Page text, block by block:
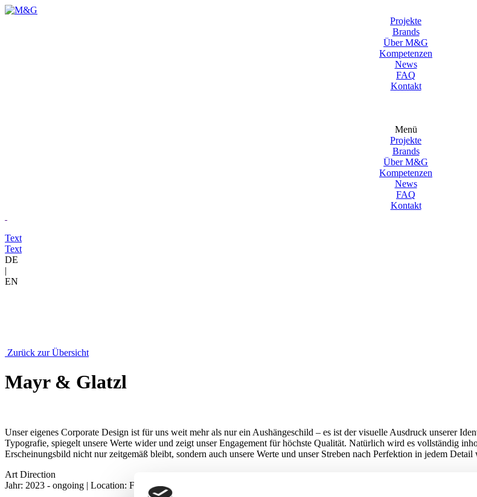
Projekte
Brands
Über M&G
Kompetenzen
News
FAQ
Kontakt
Menü
Projekte
Brands
Über M&G
Kompetenzen
News
FAQ
Kontakt
Text
Text
DE
|
EN
Zurück zur Übersicht
Mayr & Glatzl
Unser eigenes Corporate Design ist für uns weit mehr als nur ein Aushängeschild – es ist der visuelle Ausdruck unserer
Typografie, spiegelt unsere Werte wider und zeigt unser Engagement für höchste Qualität. Natürlich wird es vollständig
Erscheinungsbild nicht nur zeitgemäß bleibt, sondern auch unsere Werte und unser Streben nach Perfektion in jedem Detail
Art Direction
Jahr: 2023 - ongoing | Location: Formdepot | Projekt: Corporate Design